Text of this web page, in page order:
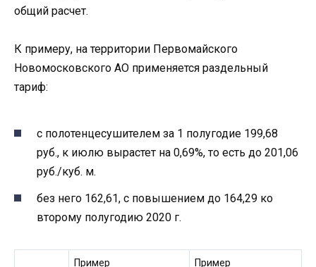
общий расчет.
К примеру, на территории Первомайского
Новомосковского АО применяется раздельный
тариф:
с полотенцесушителем за 1 полугодие 199,68
руб., к июлю вырастет на 0,69%, то есть до 201,06
руб./куб. м.
без него 162,61, с повышением до 164,29 ко
второму полугодию 2020 г.
Пример Пример